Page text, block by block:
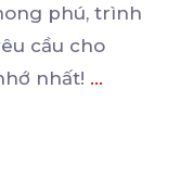
phú, trình
cầu cho
nhất! ...